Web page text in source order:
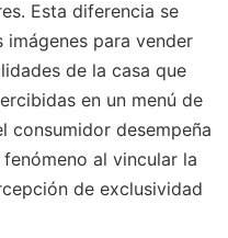
Esta diferencia se
para vender
de la casa que
en un menú de
consumidor desempeña
al vincular la
de exclusividad